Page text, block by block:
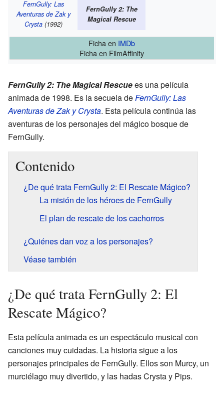
FernGully: Las
Aventuras de Zak y
Crysta(1992)
FernGully 2: The
Magical Rescue
Ficha en IMDb
Ficha en FilmAffinity
FernGully 2: The Magical Rescuees una película
animada de 1998. Es la secuela deFernGully: Las
Aventuras de Zak y Crysta. Esta película continúa las
aventuras de los personajes del mágico bosque de
FernGully.
Contenido
¿De qué trata FernGully 2: El Rescate Mágico?
La misión de los héroes de FernGully
El plan de rescate de los cachorros
¿Quiénes dan voz a los personajes?
Véase también
¿De qué trata FernGully 2: El
Rescate Mágico?
Esta película animada es un espectáculo musical con
canciones muy cuidadas. La historia sigue a los
personajes principales de FernGully. Ellos son Murcy, un
murciélago muy divertido, y las hadas Crysta y Pips.